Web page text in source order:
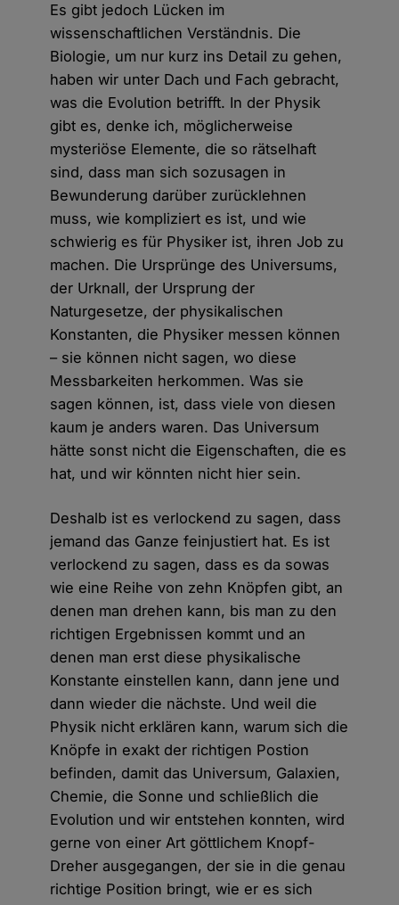
Es gibt jedoch Lücken im
wissenschaftlichen Verständnis. Die
Biologie, um nur kurz ins Detail zu gehen,
haben wir unter Dach und Fach gebracht,
was die Evolution betrifft. In der Physik
gibt es, denke ich, möglicherweise
mysteriöse Elemente, die so rätselhaft
sind, dass man sich sozusagen in
Bewunderung darüber zurücklehnen
muss, wie kompliziert es ist, und wie
schwierig es für Physiker ist, ihren Job zu
machen. Die Ursprünge des Universums,
der Urknall, der Ursprung der
Naturgesetze, der physikalischen
Konstanten, die Physiker messen können
– sie können nicht sagen, wo diese
Messbarkeiten herkommen. Was sie
sagen können, ist, dass viele von diesen
kaum je anders waren. Das Universum
hätte sonst nicht die Eigenschaften, die es
hat, und wir könnten nicht hier sein.
Deshalb ist es verlockend zu sagen, dass
jemand das Ganze feinjustiert hat. Es ist
verlockend zu sagen, dass es da sowas
wie eine Reihe von zehn Knöpfen gibt, an
denen man drehen kann, bis man zu den
richtigen Ergebnissen kommt und an
denen man erst diese physikalische
Konstante einstellen kann, dann jene und
dann wieder die nächste. Und weil die
Physik nicht erklären kann, warum sich die
Knöpfe in exakt der richtigen Postion
befinden, damit das Universum, Galaxien,
Chemie, die Sonne und schließlich die
Evolution und wir entstehen konnten, wird
gerne von einer Art göttlichem Knopf-
Dreher ausgegangen, der sie in die genau
richtige Position bringt, wie er es sich